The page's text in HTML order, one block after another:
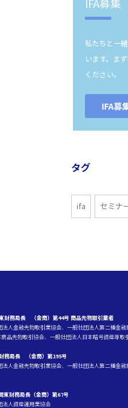
私たちと一
います。ま
ください。
IFA募
タグ
ifa セミナ
財務局長 （金商）第44号 商品先物取引業者
法人金融先物取引業協会、一般社団法人第二種金
品先物取引協会、一般社団法人日本暗号資産等取
務局長 （金商）第195号
法人金融先物取引業協会、一般社団法人第二種金
東財務局長（金商）第67号
法人資産運用業協会